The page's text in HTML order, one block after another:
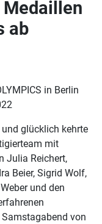
ab
in Berlin
und glücklich kehrte
mit
Julia Reichert,
Beier, Sigrid Wolf,
und den
von